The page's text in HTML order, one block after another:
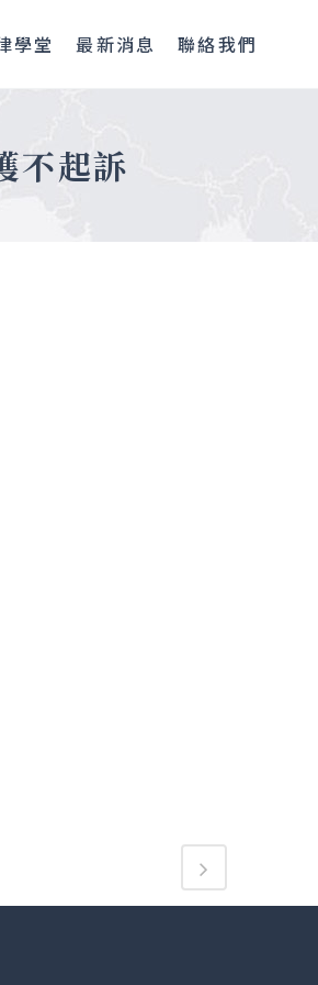
學堂 最新消息 聯絡我們
不起訴